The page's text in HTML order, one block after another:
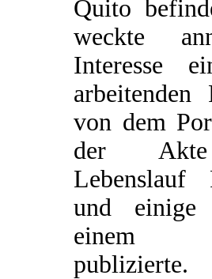
Quito
weckte
Interesse
von dem
der Akte
Lebenslauf
und
einem
publizierte.